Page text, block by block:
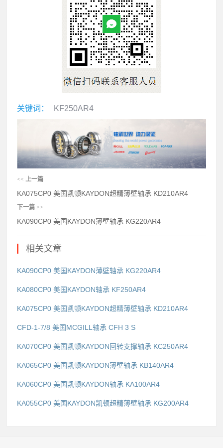
关键词： KF250AR4
<< 上一篇
KA075CP0 美国凯顿KAYDON超精薄壁轴承 KD210AR4
下一篇 >>
KA090CP0 美国KAYDON薄壁轴承 KG220AR4
相关文章
KA090CP0 美国KAYDON薄壁轴承 KG220AR4
KA080CP0 美国KAYDON轴承 KF250AR4
KA075CP0 美国凯顿KAYDON超精薄壁轴承 KD210AR4
CFD-1-7/8 美国MCGILL轴承 CFH 3 S
KA070CP0 美国凯顿KAYDON回转支撑轴承 KC250AR4
KA065CP0 美国凯顿KAYDON薄壁轴承 KB140AR4
KA060CP0 美国凯顿KAYDON轴承 KA100AR4
KA055CP0 美国KAYDON凯顿超精薄壁轴承 KG200AR4